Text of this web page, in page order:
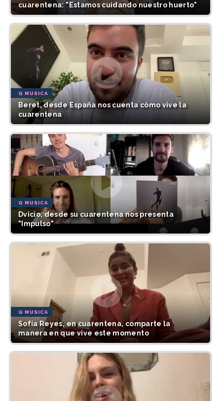
cuarentena: "Estamos cuidando nuestro huerto"
Q MUSICA
Beret, desde España nos cuenta cómo vive la
cuarentena
Q MUSICA
Dvicio, desde su cuarentena nos presenta
"Impulso"
Q MUSICA
Sofía Reyes, en cuarentena, comparte la
manera en que vive este momento